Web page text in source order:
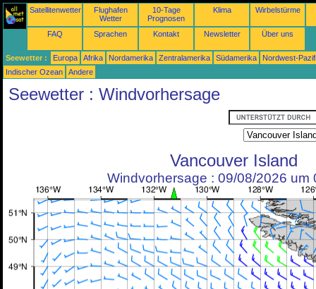
Satellitenwetter
Flughafen
Wetter
10-Tage
Prognosen
Klima Wirbelstürme
FAQ Sprachen Kontakt Newsletter Über uns
Seewetter : Europa Afrika Nordamerika Zentralamerika Südamerika
Nordwest-
Indischer Ozean
Andere
Seewetter : Windvorhersage
Vancouver Island
Windvorhersage : 09/08/2026 um